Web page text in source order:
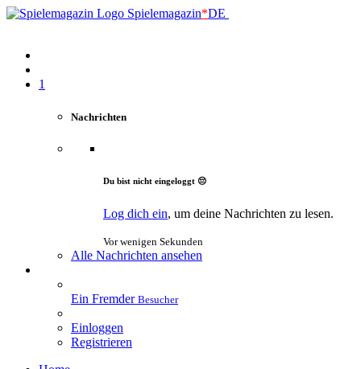
Spielemagazin*DE
1
Nachrichten
Du bist nicht eingeloggt 😔
Log dich ein, um deine Nachrichten zu lesen.
Vor wenigen Sekunden
Alle Nachrichten ansehen
Ein Fremder Besucher
Einloggen
Registrieren